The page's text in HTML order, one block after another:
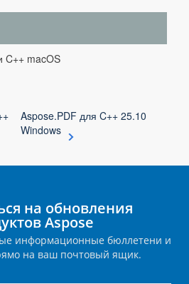
C++ macOS
Aspose.PDF для C++ 25.10
Windows
на обновления
Aspose
информационные бюллетени и
на ваш почтовый ящик.